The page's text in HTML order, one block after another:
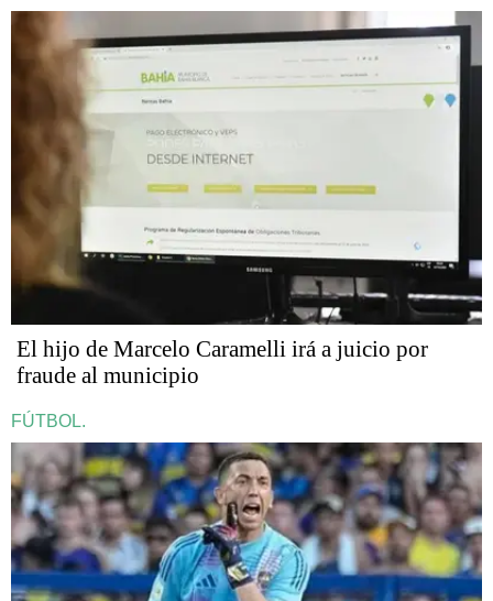
​​​​​El hijo de Marcelo Caramelli irá a juicio por
fraude al municipio
FÚTBOL.